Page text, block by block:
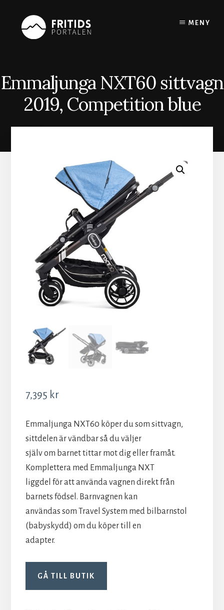
content
MENY
Emmaljunga NXT60 sittvagn
2019, Competition blue
7,395 kr
Emmaljunga NXT60 köper du som sittvagn,
sittdelen är vändbar så du väljer
själv om barnet tittar mot dig eller framåt.
Komplettera med Emmaljunga NXT
liggdel för att använda vagnen direkt från
barnets födsel. Barnvagnen kan
användas som Travel System med bilbarnstol
(babyskydd) om du köper till en
adapter.
GÅ TILL BUTIK